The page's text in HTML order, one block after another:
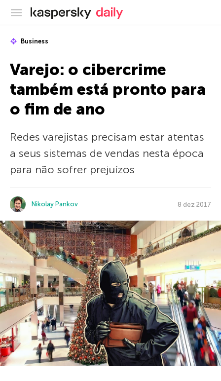
Blog oficial da Kaspersky
Business
Varejo: o cibercrime
também está pronto para
o fim de ano
Redes varejistas precisam estar atentas
a seus sistemas de vendas nesta época
para não sofrer prejuízos
Nikolay Pankov 8 dez 2017